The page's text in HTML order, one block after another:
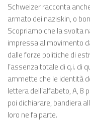
Schweizer racconta
armato dei naziskin, o
Scopriamo che la svolta
impressa al movimento
dalle forze politiche di
l’assenza totale di q.i. di
ammette che le identità
lettera dell’alfabeto, A, 8
poi dichiarare, bandiera
loro ne fa parte.